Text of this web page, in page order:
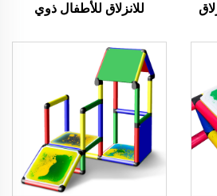
للانزلاق للأطفال ذوي
مونتيسوري تربوية سجادة درج
سائلة الألعاب الحسية للأطفال
ذوي اضطرابات التوحد